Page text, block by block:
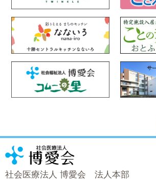
社会医療法人 博愛会 法人本部